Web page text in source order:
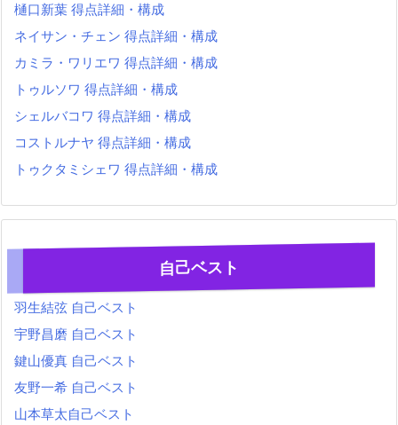
樋口新葉 得点詳細・構成
ネイサン・チェン 得点詳細・構成
カミラ・ワリエワ 得点詳細・構成
トゥルソワ 得点詳細・構成
シェルバコワ 得点詳細・構成
コストルナヤ 得点詳細・構成
トゥクタミシェワ 得点詳細・構成
自己ベスト
羽生結弦 自己ベスト
宇野昌磨 自己ベスト
鍵山優真 自己ベスト
友野一希 自己ベスト
山本草太自己ベスト